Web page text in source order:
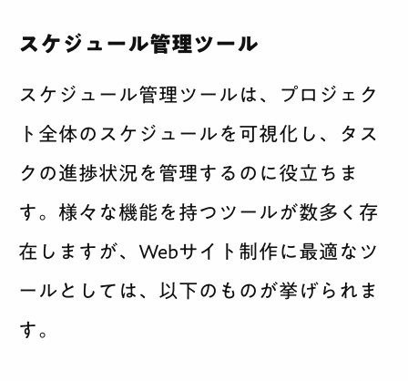
スケジュール管理ツール
スケジュール管理ツールは、プロジェク
ト全体のスケジュールを可視化し、タス
クの進捗状況を管理するのに役立ちま
す。様々な機能を持つツールが数多く存
在しますが、Webサイト制作に最適なツ
ールとしては、以下のものが挙げられま
す。